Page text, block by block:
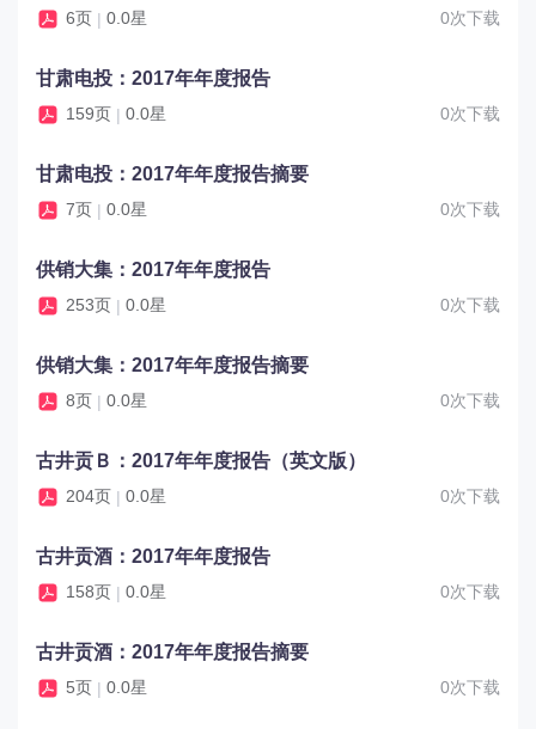
6页 | 0.0星 0次下载
甘肃电投：2017年年度报告
159页 | 0.0星 0次下载
甘肃电投：2017年年度报告摘要
7页 | 0.0星 0次下载
供销大集：2017年年度报告
253页 | 0.0星 0次下载
供销大集：2017年年度报告摘要
8页 | 0.0星 0次下载
古井贡Ｂ：2017年年度报告（英文版）
204页 | 0.0星 0次下载
古井贡酒：2017年年度报告
158页 | 0.0星 0次下载
古井贡酒：2017年年度报告摘要
5页 | 0.0星 0次下载